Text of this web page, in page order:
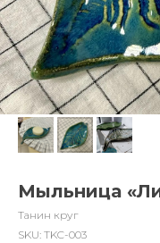
Мыльница
Танин круг
SKU: TKC-003